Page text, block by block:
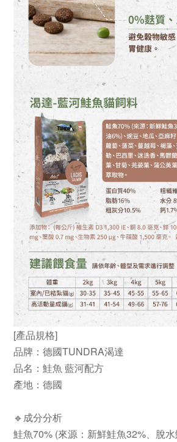
[產品規格]
品牌：德國TUNDRA渴達
品名：鮭魚 藍河配方
產地：德國
🔹成分分析
鮭魚70% (來源：新鮮鮭魚32%、脫